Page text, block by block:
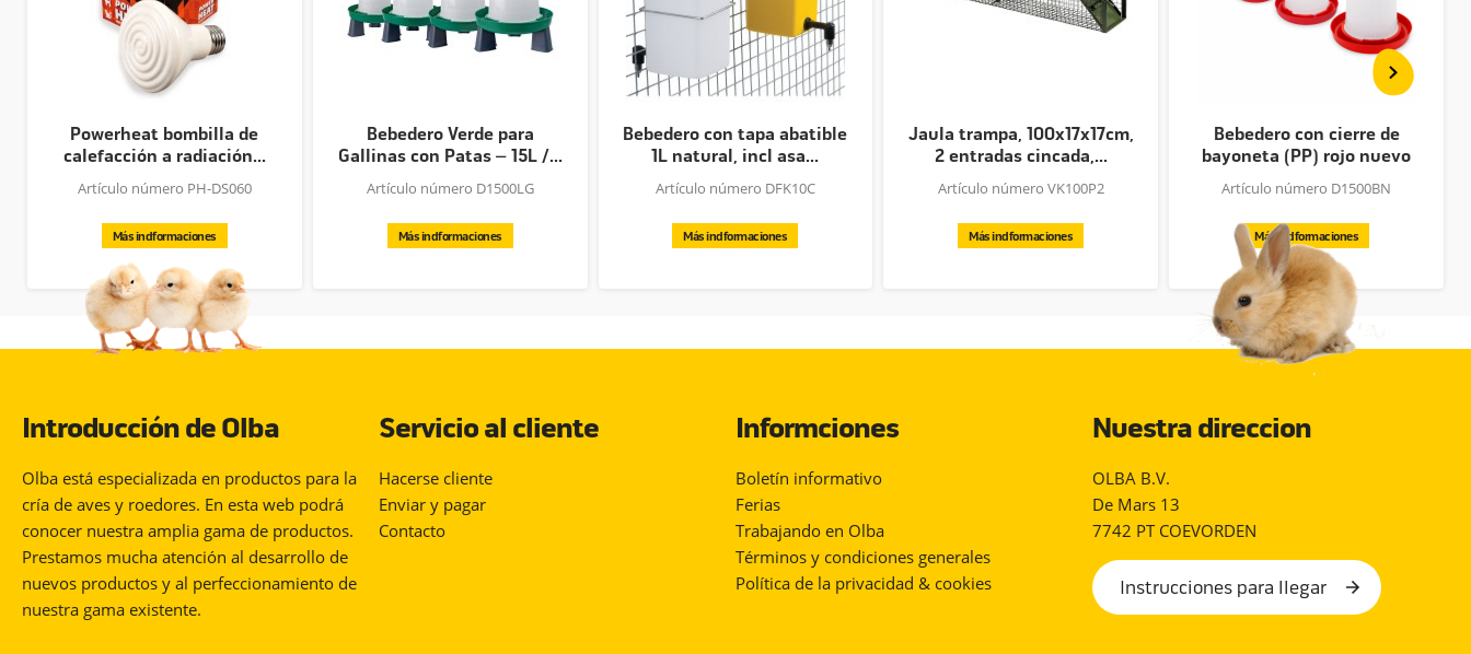
Powerheat bombilla de
calefacción a radiación...
Artículo número PH-DS060
Más indformaciones
Bebedero Verde para
Gallinas con Patas – 15L /...
Artículo número D1500LG
Más indformaciones
Bebedero con tapa abatible
1L natural, incl asa...
Artículo número DFK10C
Más indformaciones
Jaula trampa, 100x17x17cm,
2 entradas cincada,...
Artículo número VK100P2
Más indformaciones
Bebedero con cierre de
bayoneta (PP) rojo nuevo
Artículo número D1500BN
Más indformaciones
Introducción de Olba
Olba está especializada en productos para la
cría de aves y roedores. En esta web podrá
conocer nuestra amplia gama de productos.
Prestamos mucha atención al desarrollo de
nuevos productos y al perfeccionamiento de
nuestra gama existente.
Servicio al cliente
Hacerse cliente
Enviar y pagar
Contacto
Informciones
Boletín informativo
Ferias
Trabajando en Olba
Términos y condiciones generales
Política de la privacidad & cookies
Nuestra direccion
OLBA B.V.
De Mars 13
7742 PT COEVORDEN
Instrucciones para llegar